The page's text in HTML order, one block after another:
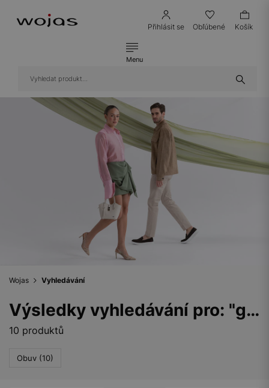
Přihlásit se Obľúbené Košík
Menu
Wojas Vyhledávání
Výsledky vyhledávání pro: "gumaky"
10 produktů
Obuv (10)